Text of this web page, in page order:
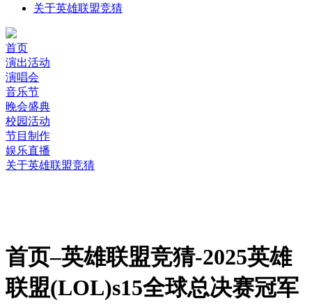
关于英雄联盟竞猜
首页
演出活动
演唱会
音乐节
晚会盛典
校园活动
节目制作
娱乐直播
关于英雄联盟竞猜
首页–英雄联盟竞猜-2025英雄
联盟(LOL)s15全球总决赛冠军